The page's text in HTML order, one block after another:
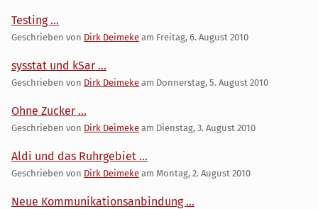
Testing ...
Geschrieben von Dirk Deimeke am Freitag, 6. August 2010
sysstat und kSar ...
Geschrieben von Dirk Deimeke am Donnerstag, 5. August 2010
Ohne Zucker ...
Geschrieben von Dirk Deimeke am Dienstag, 3. August 2010
Aldi und das Ruhrgebiet ...
Geschrieben von Dirk Deimeke am Montag, 2. August 2010
Neue Kommunikationsanbindung ...